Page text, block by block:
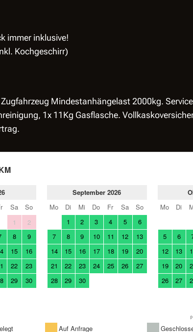
immer inklusive!
Kochgeschirr)
Mindestanhängelast 2000kg.
1x 11Kg Gasflasche.